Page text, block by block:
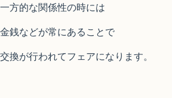
一方的な関係性の時には
金銭などが常にあることで
交換が行われてフェアになります。